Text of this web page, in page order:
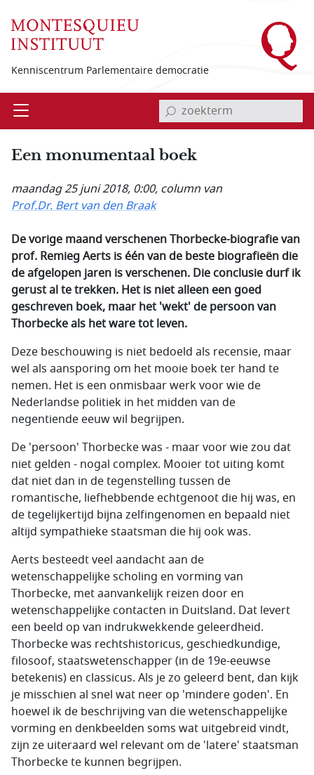
Kenniscentrum Parlementaire democratie
Open invoerveld zoekterm
Een monumentaal boek
maandag 25 juni 2018, 0:00, column van
Prof.Dr. Bert van den Braak
De vorige maand verschenen Thorbecke-biografie van
prof. Remieg Aerts is één van de beste biografieën die
de afgelopen jaren is verschenen. Die conclusie durf ik
gerust al te trekken. Het is niet alleen een goed
geschreven boek, maar het 'wekt' de persoon van
Thorbecke als het ware tot leven.
Deze beschouwing is niet bedoeld als recensie, maar
wel als aansporing om het mooie boek ter hand te
nemen. Het is een onmisbaar werk voor wie de
Nederlandse politiek in het midden van de
negentiende eeuw wil begrijpen.
De 'persoon' Thorbecke was - maar voor wie zou dat
niet gelden - nogal complex. Mooier tot uiting komt
dat niet dan in de tegenstelling tussen de
romantische, liefhebbende echtgenoot die hij was, en
de tegelijkertijd bijna zelfingenomen en bepaald niet
altijd sympathieke staatsman die hij ook was.
Aerts besteedt veel aandacht aan de
wetenschappelijke scholing en vorming van
Thorbecke, met aanvankelijk reizen door en
wetenschappelijke contacten in Duitsland. Dat levert
een beeld op van indrukwekkende geleerdheid.
Thorbecke was rechtshistoricus, geschiedkundige,
filosoof, staatswetenschapper (in de 19e-eeuwse
betekenis) en classicus. Als je zo geleerd bent, dan kijk
je misschien al snel wat neer op 'mindere goden'. En
hoewel ik de beschrijving van die wetenschappelijke
vorming en denkbeelden soms wat uitgebreid vindt,
zijn ze uiteraard wel relevant om de 'latere' staatsman
Thorbecke te kunnen begrijpen.